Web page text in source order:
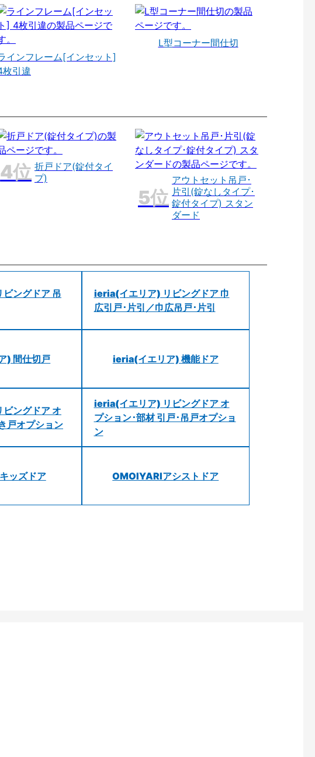
インフレーム[インセット]
枚引違
L型コーナー間仕切
折戸ドア(錠付タイ
プ)
アウトセット吊戸･
片引(錠なしタイプ･
錠付タイプ) スタン
ダード
ングドア 吊
ieria(イエリア) リビングドア 巾
広引戸･片引／巾広吊戸･片引
) 間仕切戸 ieria(イエリア) 機能ドア
ングドア オ
戸オプション
ieria(イエリア) リビングドア オ
プション･部材 引戸･吊戸オプショ
ン
ッズドア OMOIYARIアシストドア